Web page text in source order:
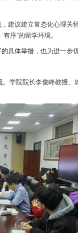
根本保障，也是高
的挑战，建议建立
友好、有序”的留学环
务水平的具体举措，
题交流。学院院长